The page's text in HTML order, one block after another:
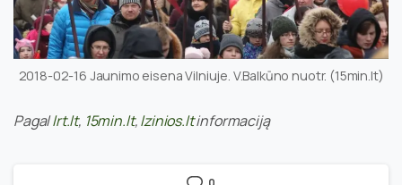
2018-02-16 Jaunimo eisena Vilniuje. V.Balkūno nuotr. (15min.lt)
Pagallrt.lt, 15min.lt,lzinios.ltinformaciją